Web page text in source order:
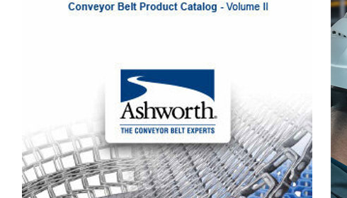
RICHIEDI CATALOGO